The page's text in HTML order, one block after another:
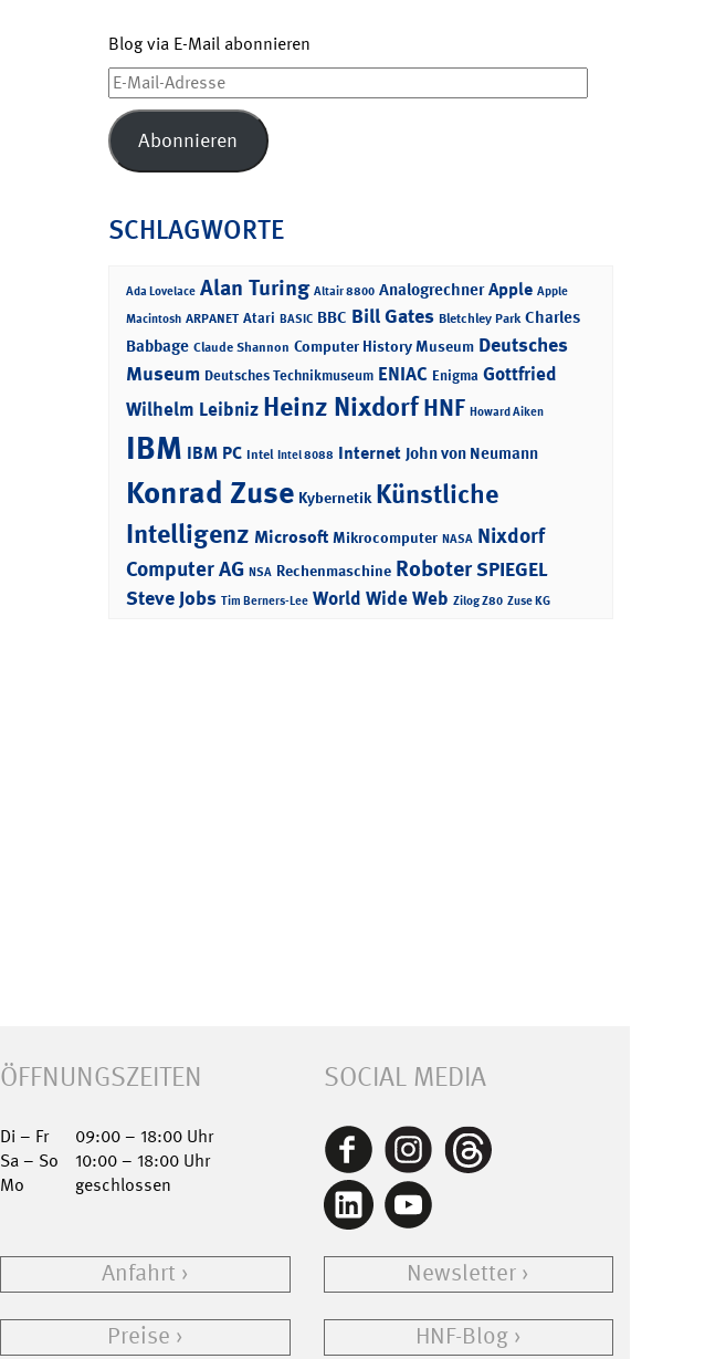
Blog via E-Mail abonnieren
E-
Mail-
Adresse
Abonnieren
SCHLAGWORTE
Ada Lovelace Alan Turing Altair 8800 Analogrechner Apple Apple
Macintosh ARPANET Atari BASIC BBC Bill Gates Bletchley Park Charles
Babbage Claude Shannon Computer History Museum Deutsches
Museum Deutsches Technikmuseum ENIAC Enigma Gottfried
Wilhelm Leibniz Heinz NixdorfHNF Howard Aiken
IBM IBM PC Intel Intel 8088 Internet John von Neumann
Konrad Zuse Kybernetik Künstliche
Intelligenz Microsoft Mikrocomputer NASA Nixdorf
Computer AG NSA Rechenmaschine RoboterSPIEGEL
Steve Jobs Tim Berners-Lee World Wide Web Zilog Z80 Zuse KG
ÖFFNUNGSZEITEN
Di – Fr
09:00 – 18:00 Uhr
Sa – So
10:00 – 18:00 Uhr
Mo
geschlossen
Anfahrt
Preise
SOCIAL MEDIA
Newsletter
HNF-Blog